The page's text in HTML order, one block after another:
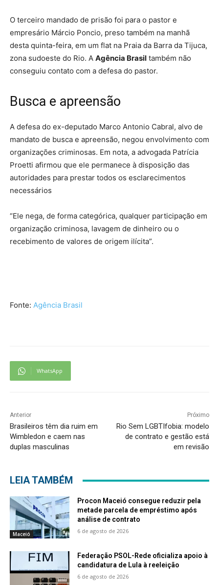
O terceiro mandado de prisão foi para o pastor e
empresário Márcio Poncio, preso também na manhã
desta quinta-feira, em um flat na Praia da Barra da Tijuca,
zona sudoeste do Rio. A Agência Brasil também não
conseguiu contato com a defesa do pastor.
Busca e apreensão
A defesa do ex-deputado Marco Antonio Cabral, alvo de
mandato de busca e apreensão, negou envolvimento com
organizações criminosas. Em nota, a advogada Patrícia
Proetti afirmou que ele permanece à disposição das
autoridades para prestar todos os esclarecimentos
necessários
“Ele nega, de forma categórica, qualquer participação em
organização criminosa, lavagem de dinheiro ou o
recebimento de valores de origem ilícita”.
Fonte: Agência Brasil
WhatsApp
Anterior
Brasileiros têm dia ruim em
Wimbledon e caem nas
duplas masculinas
Próximo
Rio Sem LGBTIfobia: modelo
de contrato e gestão está
em revisão
LEIA TAMBÉM
Maceió
Procon Maceió consegue reduzir pela
metade parcela de empréstimo após
análise de contrato
6 de agosto de 2026
Federação PSOL-Rede oficializa apoio à
candidatura de Lula à reeleição
6 de agosto de 2026